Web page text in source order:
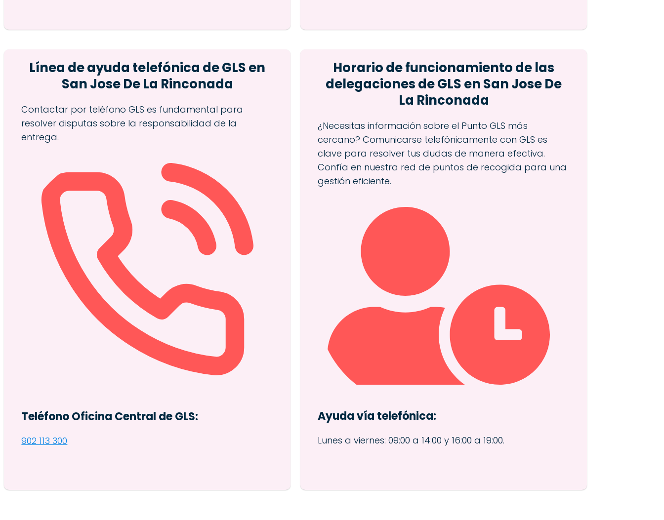
Línea de ayuda telefónica de GLS en
San Jose De La Rinconada
Contactar por teléfono GLS es fundamental para
resolver disputas sobre la responsabilidad de la
entrega.
Teléfono Oficina Central de GLS:
902 113 300
Horario de funcionamiento de las
delegaciones de GLS en San Jose De
La Rinconada
¿Necesitas información sobre el Punto GLS más
cercano? Comunicarse telefónicamente con GLS es
clave para resolver tus dudas de manera efectiva.
Confía en nuestra red de puntos de recogida para una
gestión eficiente.
Ayuda vía telefónica:
Lunes a viernes: 09:00 a 14:00 y 16:00 a 19:00.